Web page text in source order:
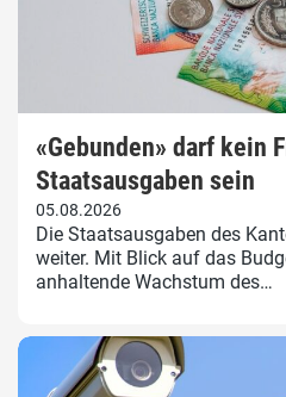
«Gebunden» darf kein
Staatsausgaben sein
05.08.2026
Die Staatsausgaben des
weiter. Mit Blick auf das
anhaltende Wachstum des…